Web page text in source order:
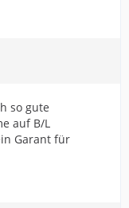
so gute
auf B/L
Garant für